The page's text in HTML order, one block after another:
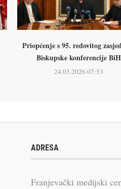
Priopćenje s 95. redovitog
Biskupske konferencije BiH
24.03.2026 07:53
ADRESA
Franjevački medijski